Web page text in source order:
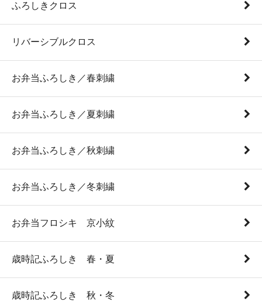
ふろしきクロス
リバーシブルクロス
お弁当ふろしき／春刺繍
お弁当ふろしき／夏刺繍
お弁当ふろしき／秋刺繍
お弁当ふろしき／冬刺繍
お弁当フロシキ 京小紋
歳時記ふろしき 春・夏
歳時記ふろしき 秋・冬